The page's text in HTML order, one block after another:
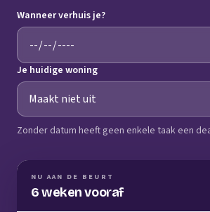
Wanneer verhuis je?
Je huidige woning
Zonder datum heeft geen enkele taak een
NU AAN DE BEURT
6 weken vooraf